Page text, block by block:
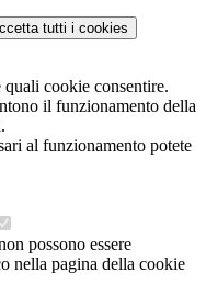
tutti i cookies
quali cookie consentire.
il funzionamento della
al funzionamento potete
possono essere
nella pagina della cookie